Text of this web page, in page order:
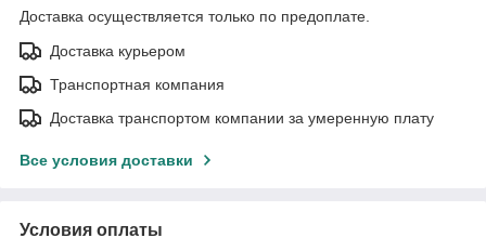
Доставка осуществляется только по предоплате.
Доставка курьером
Транспортная компания
Доставка транспортом компании за умеренную плату
Все условия доставки
Условия оплаты